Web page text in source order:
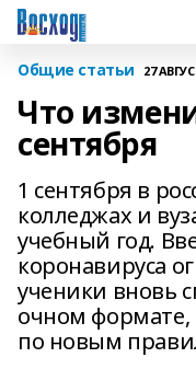
Общие статьи 27
Что
сентября
1 сентября в
колледжах и
учебный год.
коронавируса
ученики вновь
очном формате,
по новым